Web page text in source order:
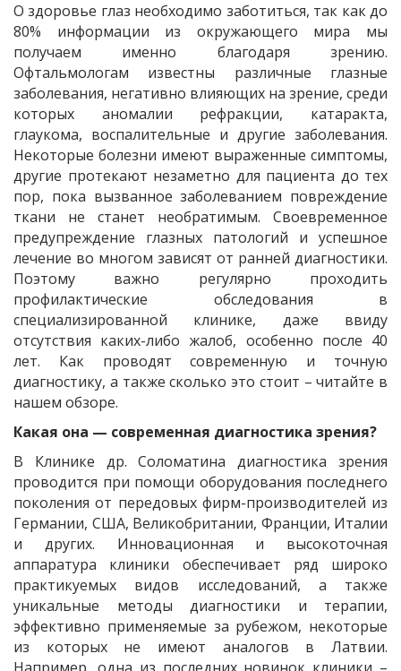
О здоровье глаз необходимо заботиться, так как до
80% информации из окружающего мира мы
получаем именно благодаря зрению.
Офтальмологам известны различные глазные
заболевания, негативно влияющих на зрение, среди
которых аномалии рефракции, катаракта,
глаукома, воспалительные и другие заболевания.
Некоторые болезни имеют выраженные симптомы,
другие протекают незаметно для пациента до тех
пор, пока вызванное заболеванием повреждение
ткани не станет необратимым. Своевременное
предупреждение глазных патологий и успешное
лечение во многом зависят от ранней диагностики.
Поэтому важно регулярно проходить
профилактические обследования в
специализированной клинике, даже ввиду
отсутствия каких-либо жалоб, особенно после 40
лет. Как проводят современную и точную
диагностику, а также сколько это стоит – читайте в
нашем обзоре.
Какая она — современная диагностика зрения?
В Клинике др. Соломатина диагностика зрения
проводится при помощи оборудования последнего
поколения от передовых фирм-производителей из
Германии, США, Великобритании, Франции, Италии
и других. Инновационная и высокоточная
аппаратура клиники обеспечивает ряд широко
практикуемых видов исследований, а также
уникальные методы диагностики и терапии,
эффективно применяемые за рубежом, некоторые
из которых не имеют аналогов в Латвии.